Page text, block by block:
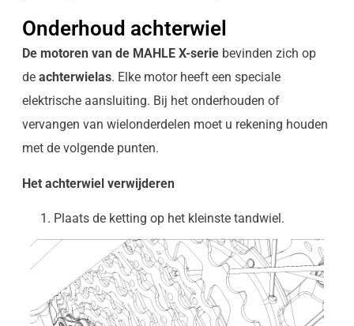
Onderhoud achterwiel
De motoren van de MAHLE X-seriebevinden zich op
de achterwielas. Elke motor heeft een speciale
elektrische aansluiting. Bij het onderhouden of
vervangen van wielonderdelen moet u rekening houden
met de volgende punten.
Het achterwiel verwijderen
Plaats de ketting op het kleinste tandwiel.